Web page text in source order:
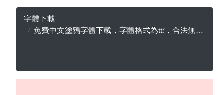
字體下載
免費中文塗鴉字體下載，字體格式為ttf，合法無版權可商用